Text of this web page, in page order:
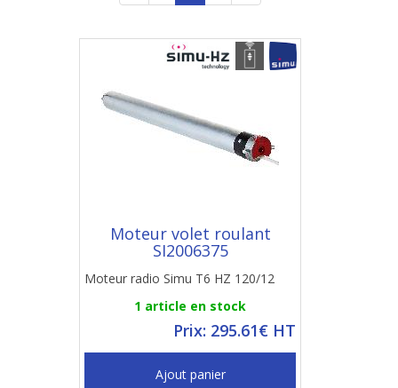
Moteur volet roulant
SI2006375
Moteur radio Simu T6 HZ 120/12
1 article en stock
Prix: 295.61€ HT
Ajout panier